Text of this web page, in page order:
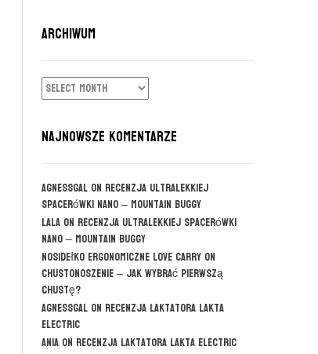
ARCHIWUM
ARCHIWUM
NAJNOWSZE KOMENTARZE
agnessgalon Recenzja ultralekkiej
spacerówki Nano – Mountain Buggy
Lalaon Recenzja ultralekkiej spacerówki
Nano – Mountain Buggy
Nosidełko ergonomiczne Love Carryon
CHUSTONOSZENIE – jak wybrać pierwszą
chustę?
agnessgalon Recenzja laktatora Lakta
Electric
Aniaon Recenzja laktatora Lakta Electric